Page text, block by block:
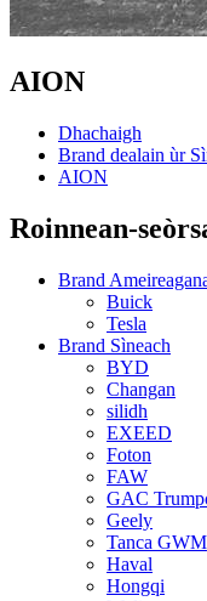
AION
Dhachaigh
Brand dealain ùr
AION
Roinnean-
Brand
Buick
Tesla
Brand Sìneach
BYD
Changan
silidh
EXEED
Foton
FAW
GAC
Geely
Tanca GWM
Haval
Hongqi